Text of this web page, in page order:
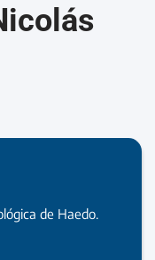
de Haedo.